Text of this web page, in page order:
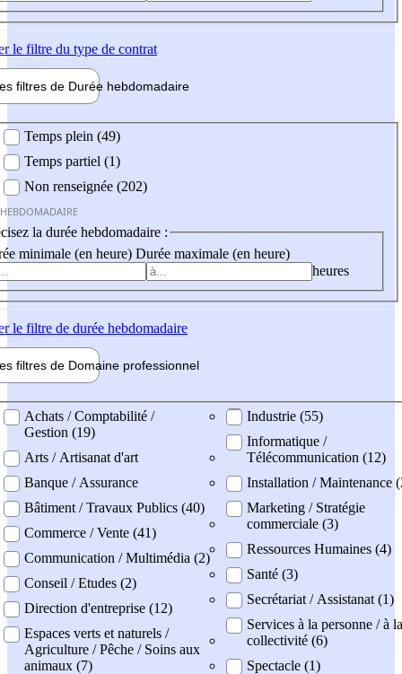
le filtre du type de contrat
filtres de Durée hebdomadaire
Temps plein (49)
Temps partiel (1)
Non renseignée (202)
la durée hebdomadaire :
minimale (en heure) Durée maximale (en heure)
heures
le filtre de durée hebdomadaire
filtres de Domaine professionnel
professionel
Achats / Comptabilité /
Gestion (19)
Arts / Artisanat d'art
Banque / Assurance
Bâtiment / Travaux Publics (40)
Commerce / Vente (41)
Communication / Multimédia (2)
Conseil / Etudes (2)
Direction d'entreprise (12)
Espaces verts et naturels /
Agriculture / Pêche / Soins aux
animaux (7)
Industrie (55)
Informatique /
Télécommunication (12)
Installation / Maintenance
Marketing / Stratégie
commerciale (3)
Ressources Humaines (4)
Santé (3)
Secrétariat / Assistanat (1)
Services à la personne / à la
collectivité (6)
Spectacle (1)